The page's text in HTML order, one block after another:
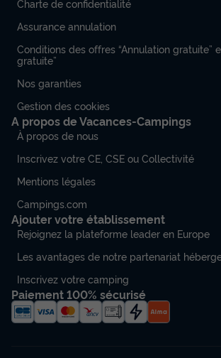
Charte de confidentialité
Assurance annulation
Conditions des offres “Annulation gratuite”
gratuite”
Nos garanties
Gestion des cookies
A propos de Vacances-Campings
À propos de nous
Inscrivez votre CE, CSE ou Collectivité
Mentions légales
Campings.com
Ajouter votre établissement
Rejoignez la plateforme leader en Europe
Les avantages de notre partenariat
Inscrivez votre camping
Paiement 100% sécurisé